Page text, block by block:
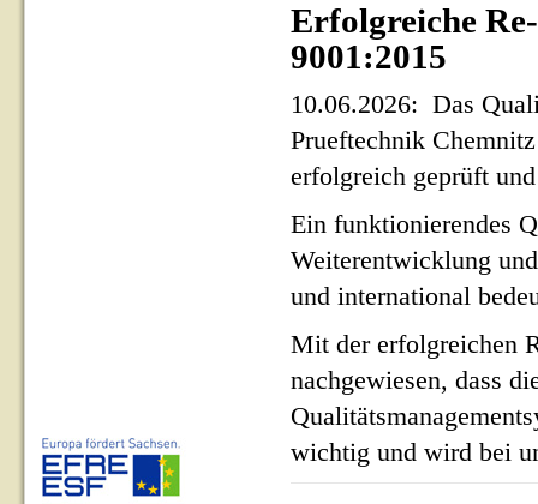
Erfolgreiche
9001:2015
10.06.2026: Das
Prueftechnik
erfolgreich geprüft
Ein funktionierendes
Weiterentwicklung
und international
Mit der erfolgreichen
nachgewiesen, dass
wichtig und wird bei